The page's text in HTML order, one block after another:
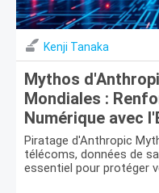
Kenji Tanaka
Mythos
Mondiales :
Numérique avec
Piratage d'Anthropic
télécoms, données de
essentiel pour protéger